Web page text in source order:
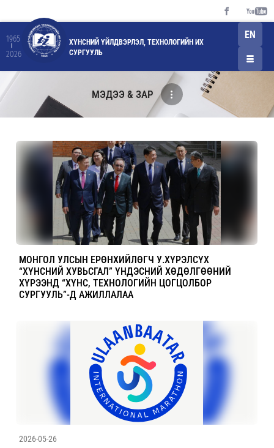
1965
2026
ХҮНСНИЙ ҮЙЛДВЭРЛЭЛ, ТЕХНОЛОГИЙН ИХ
СУРГУУЛЬ
EN
МЭДЭЭ & ЗАР
МОНГОЛ УЛСЫН ЕРӨНХИЙЛӨГЧ У.ХҮРЭЛСҮХ
“ХҮНСНИЙ ХУВЬСГАЛ” ҮНДЭСНИЙ ХӨДӨЛГӨӨНИЙ
ХҮРЭЭНД “ХҮНС, ТЕХНОЛОГИЙН ЦОГЦОЛБОР
СУРГУУЛЬ”-Д АЖИЛЛАЛАА
2026-05-26